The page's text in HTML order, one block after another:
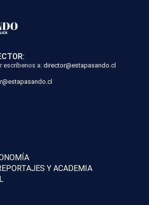
escríbenos a: director@estapasando.cl
Y ACADEMIA